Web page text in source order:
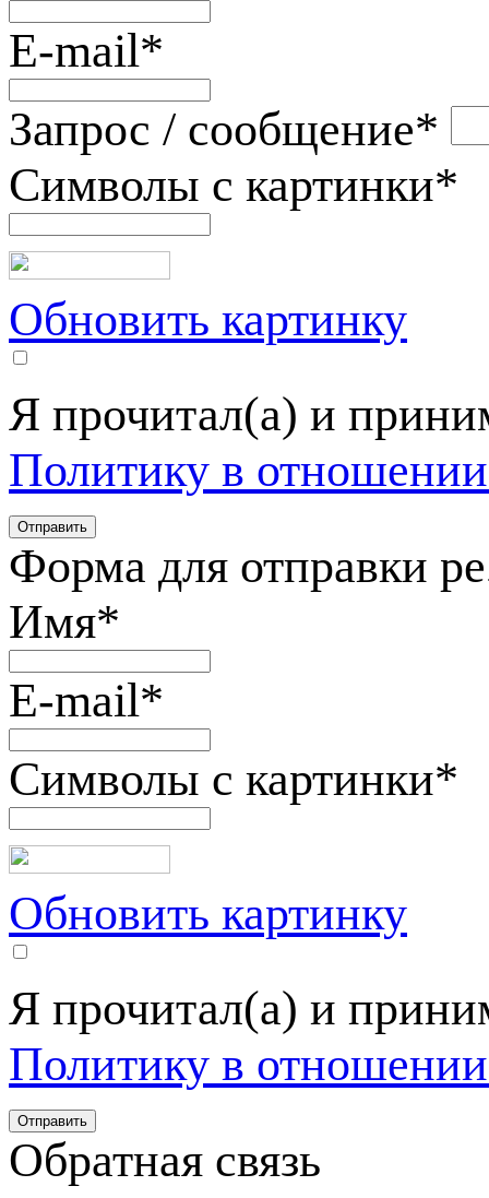
E-mail*
Запрос / сообщение*
Символы с картинки*
Обновить картинку
Я прочитал(а) и
Политику в
Форма для отправки
Имя*
E-mail*
Символы с картинки*
Обновить картинку
Я прочитал(а) и
Политику в
Обратная связь